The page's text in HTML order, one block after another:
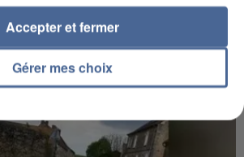
Glucksmann visés par des
Lecornu annonce un "travail
partis à la rentrée.
Gérer mes choix
Accepter et fermer